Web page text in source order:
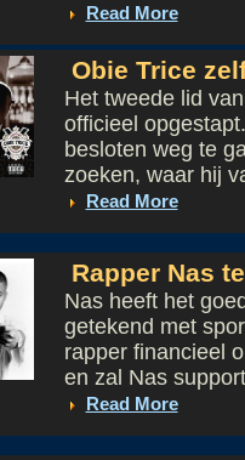
Read More
Obie Trice
Het tweede lid
officieel
besloten weg te
zoeken, waar hij
Read More
Rapper Nas
Nas heeft het
getekend met
rapper financieel
en zal Nas
Read More